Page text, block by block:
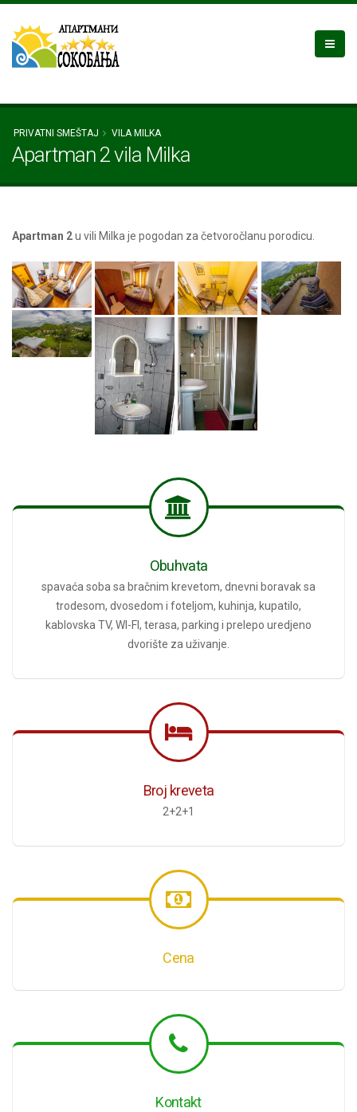
PRIVATNI SMEŠTAJ VILA MILKA
Apartman 2 vila Milka
Apartman 2u vili Milka je pogodan za četvoročlanu porodicu.
Obuhvata
spavaća soba sa bračnim krevetom, dnevni boravak sa
trodesom, dvosedom i foteljom, kuhinja, kupatilo,
kablovska TV, WI-FI, terasa, parking i prelepo uredjeno
dvorište za uživanje.
Broj kreveta
2+2+1
Cena
Kontakt